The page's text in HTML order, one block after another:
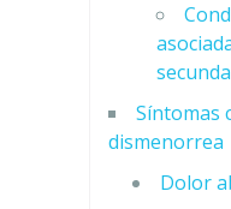
Síntomas
dismenorrea
Dolor